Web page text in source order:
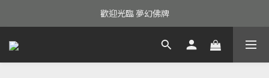
歡迎光臨 夢幻佛牌